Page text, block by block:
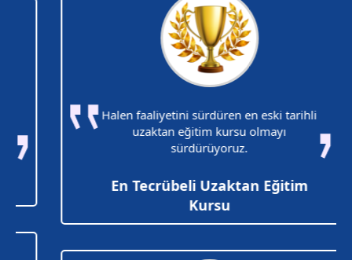
Halen faaliyetini sürdüren en eski tarihli
uzaktan eğitim kursu olmayı
sürdürüyoruz.
En Tecrübeli Uzaktan Eğitim
Kursu